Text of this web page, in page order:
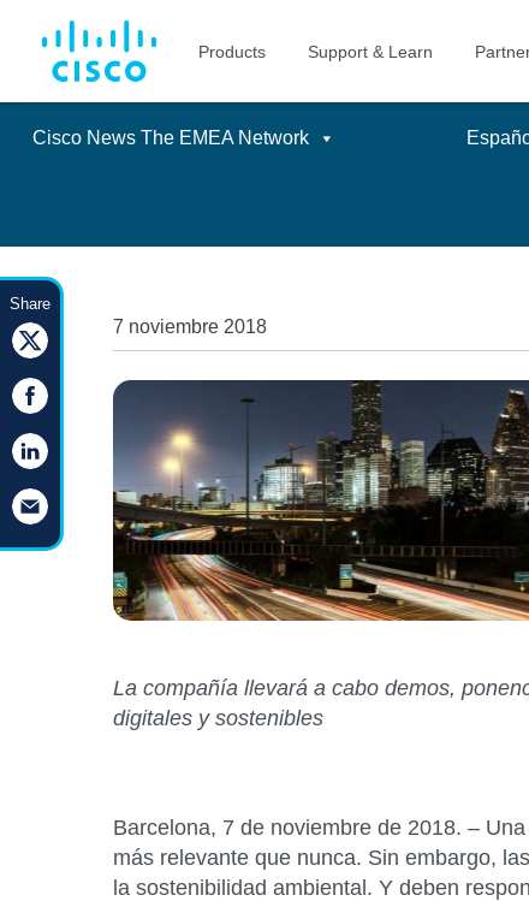
Cisco News The EMEA Network
to
content
7 noviembre 2018
La compañía llevará a cabo demos,
digitales y sostenibles
Barcelona, 7 de noviembre de 2018. –
más relevante que nunca. Sin embargo,
la sostenibilidad ambiental. Y deben
Share